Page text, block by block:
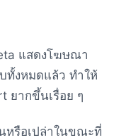
แสดงโฆษณา
ทั้งหมดแล้ว ทำให้
ยากขึ้นเรื่อย ๆ
หรือเปล่าในขณะที่